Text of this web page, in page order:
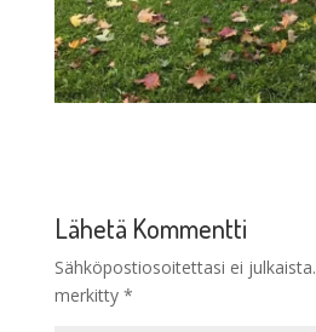
Lähetä Kommentti
Sähköpostiosoitettasi ei julkaista.
merkitty *